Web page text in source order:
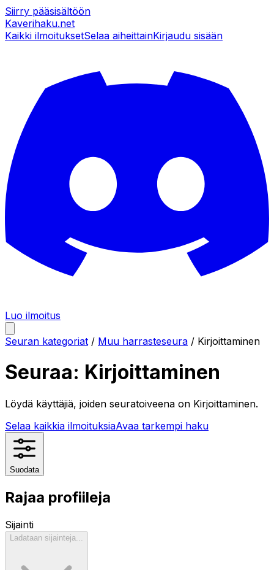
Siirry pääsisältöön
Kaverihaku.net
Kaikki ilmoituksetSelaa aiheittainKirjaudu sisään
Luo ilmoitus
Seuran kategoriat / Muu harrasteseura / Kirjoittaminen
Seuraa: Kirjoittaminen
Löydä käyttäjiä, joiden seuratoiveena on Kirjoittaminen.
Selaa kaikkia ilmoituksiaAvaa tarkempi haku
Suodata
Rajaa profiileja
Sijainti
Ladataan sijainteja...